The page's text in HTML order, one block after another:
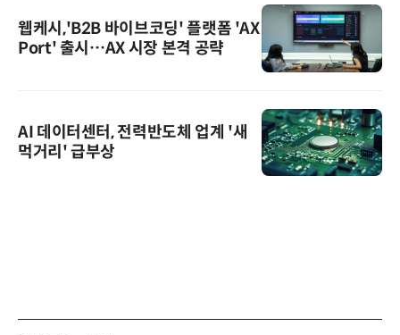
웹케시,'B2B 바이브코딩' 플랫폼 'AX
Port' 출시…AX 시장 본격 공략
AI 데이터센터, 전력반도체 업계 '새
먹거리' 급부상